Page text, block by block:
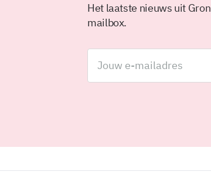
Het laatste nieuws uit
mailbox.